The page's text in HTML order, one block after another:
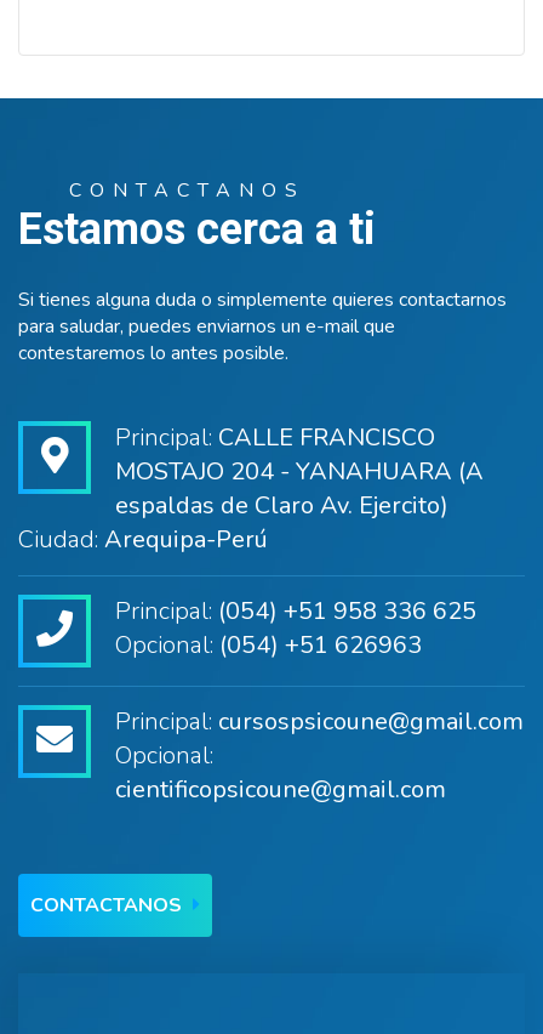
CONTACTANOS
Estamos cerca a ti
Si tienes alguna duda o simplemente quieres contactarnos
para saludar, puedes enviarnos un e-mail que
contestaremos lo antes posible.
Principal: CALLE FRANCISCO
MOSTAJO 204 - YANAHUARA (A
espaldas de Claro Av. Ejercito)
Ciudad: Arequipa-Perú
Principal: (054) +51 958 336 625
Opcional: (054) +51 626963
Principal: cursospsicoune@gmail.com
Opcional:
cientificopsicoune@gmail.com
CONTACTANOS